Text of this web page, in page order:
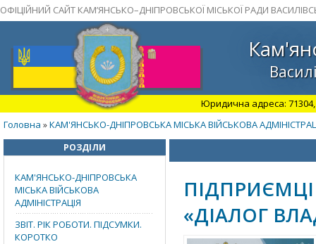
ОФІЦІЙНИЙ САЙТ КАМ’ЯНСЬКО–ДНІПРОВСЬКОЇ МІСЬКОЇ РАДИ
Юридична адреса: 71304,
Головна »КАМ'ЯНСЬКО-ДНІПРОВСЬКА МІСЬКА ВІЙСЬКОВА
РОЗДІЛИ
КАМ'ЯНСЬКО-ДНІПРОВСЬКА
МІСЬКА ВІЙСЬКОВА
АДМІНІСТРАЦІЯ
ЗВІТ. РІК РОБОТИ. ПІДСУМКИ.
КОРОТКО
«ДІАЛОГ